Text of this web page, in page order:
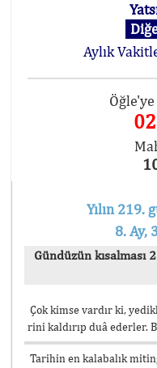
Aylık
Yılın 219.
8. Ay,
Gündüzün kısalması
Çok kimse vardır ki,
rini kaldırıp duâ ederler.
Tarihin en kalabalık